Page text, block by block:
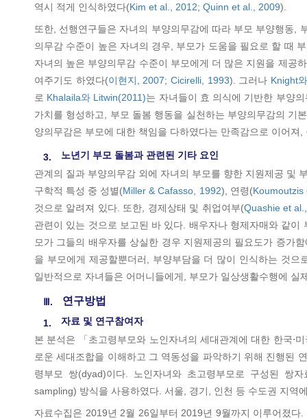
역시 적게 인식하였다(Kim et al., 2012; Quinn et al., 2009).
또한, 선행연구들은 자녀의 부양의무감에 따라 부모 부양행동,
의무감 수준이 높은 자녀의 경우, 부모가 도움을 필요로 할 때
자녀의 높은 부양의무감 수준이 부모에게 더 많은 지원을 제공
여주기도 하였다(이현지, 2007;Cicirelli, 1993). 그러나 Knight
로 Khalaila와 Litwin(2011)는 자녀들이 효 의식에 기반한 부양
가치를 형성하고, 부모 돌봄 행동을 실천하는 부양의무감의 기
양의무감은 부모에 대한 책임을 다하였다는 만족감으로 이어
3.
노년기 부모 돌봄과 관련된 기타 요인
관계의 질과 부양의무감 외에 자녀의 부모를 향한 지원제공 및
구학적 특성 중 성별(Miller & Cafasso, 1992), 연령(Koumoutzis
것으로 알려져 있다. 또한, 경제상태 및 취업여부(Quashie et
관련이 있는 것으로 보고된 바 있다. 배우자나 형제자매와 같
모가 그들의 배우자를 상실한 경우 지원제공의 필요도가 증가
을 부모에게 제공할뿐더러, 부양부담을 더 많이 인식하는 것으
일반적으로 자녀들은 어머니들에게, 부모가 일상생활수행에
Ⅲ. 연구방법
1.
자료 및 연구참여자
본 분석은 「초고령부모와 노인자녀의 세대관계에 대한 한국⋅
로운 세대조합을 이해하고 그 역동성을 파악하기 위해 진행된
령부모 쌍(dyad)이다. 노인자녀와 초고령부모로 구성된 쌍
sampling) 방식을 사용하였다. 서울, 경기, 인천 등 수도권 지역
자료수집은 2019년 2월 26일부터 2019년 9월까지 이루어졌